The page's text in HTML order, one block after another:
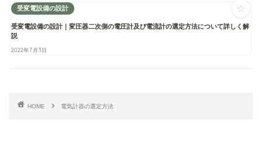
受変電設備の設計
受変電設備の設計｜変圧器二次側の電圧計及び電流計の選定方法について詳しく解
説
2022年7月3日
☆
HOME 電気計器の選定方法